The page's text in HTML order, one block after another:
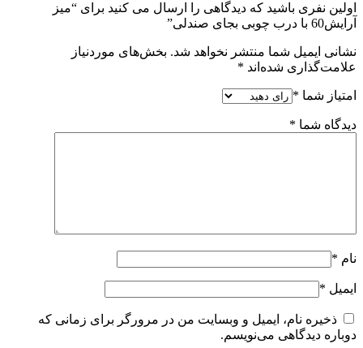
اولین نفری باشید که دیدگاهی را ارسال می کنید برای “میز
آرایش60 با درب چوبی بجای صندلی”
نشانی ایمیل شما منتشر نخواهد شد. بخش‌های موردنیاز
علامت‌گذاری شده‌اند *
امتیاز شما *
دیدگاه شما *
نام *
ایمیل *
ذخیره نام، ایمیل و وبسایت من در مرورگر برای زمانی که
دوباره دیدگاهی می‌نویسم.